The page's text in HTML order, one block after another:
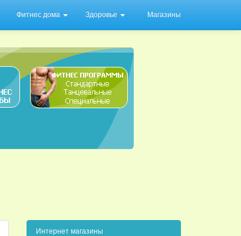
Фитнес дома Здоровье Магазины
Интернет магазины